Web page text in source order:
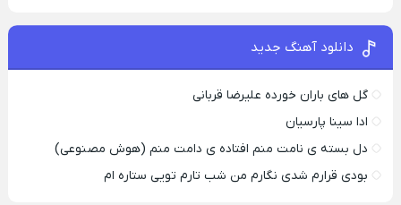
دانلود آهنگ جدید
گل های باران خورده علیرضا قربانی
ادا سینا پارسیان
دل بسته ی نامت منم افتاده ی دامت منم (هوش مصنوعی)
بودی قرارم شدی نگارم من شب تارم تویی ستاره ام